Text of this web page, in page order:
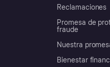
Reclamaciones
Promesa de
fraude
Nuestra
Bienestar